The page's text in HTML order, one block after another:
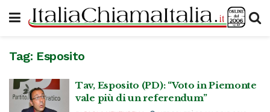
Tag: Esposito
Tav, Esposito (PD): “Voto in Piemonte
vale più di un referendum”